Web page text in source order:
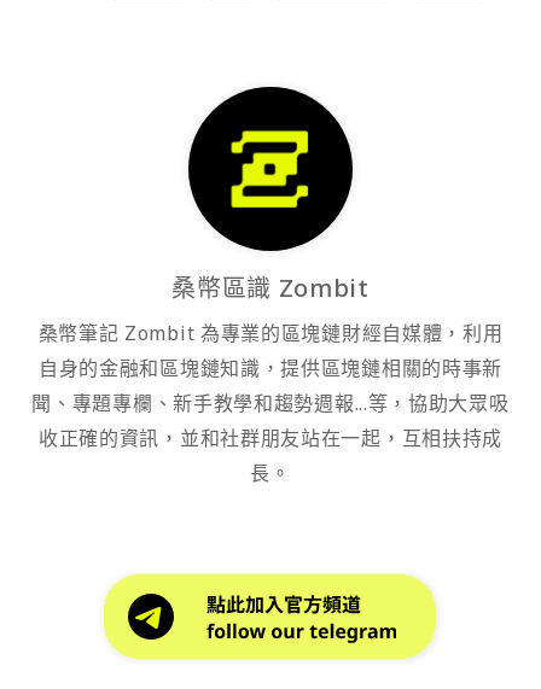
桑幣區識 Zombit
桑幣筆記 Zombit 為專業的區塊鏈財經自媒體，利用
自身的金融和區塊鏈知識，提供區塊鏈相關的時事新
聞、專題專欄、新手教學和趨勢週報...等，協助大眾吸
收正確的資訊，並和社群朋友站在一起，互相扶持成
長。